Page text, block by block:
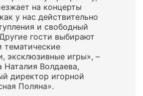
на концерты
у нас действительно
и свободный
гости выбирают
тематические
эксклюзивные игры», –
Наталия Волдаева,
директор игорной
Поляна».